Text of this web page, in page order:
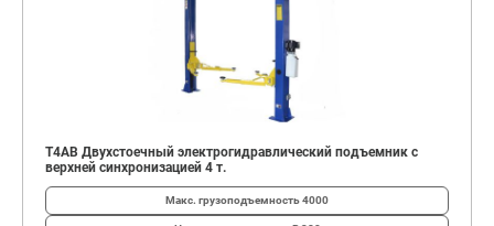
T4AB Двухстоечный электрогидравлический подъемник с
верхней синхронизацией 4 т.
Макс. грузоподъемность4000